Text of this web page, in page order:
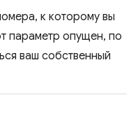
к которому вы
параметр опущен, по
ваш собственный